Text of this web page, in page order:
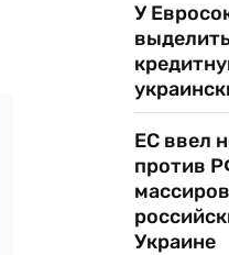
У
ЕС ввел
против
Украине